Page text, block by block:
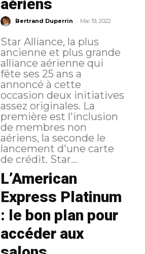
aériens
Bertrand Duperrin - Mai 19, 2022
Star Alliance, la plus
ancienne et plus grande
alliance aérienne qui
fête ses 25 ans a
annoncé à cette
occasion deux initiatives
assez originales. La
première est l'inclusion
de membres non
aériens, la seconde le
lancement d'une carte
de crédit. Star...
L’American
Express Platinum
: le bon plan pour
accéder aux